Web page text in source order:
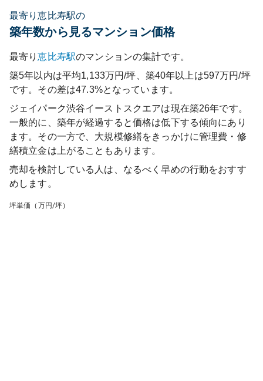
最寄り恵比寿駅の
築年数から見るマンション価格
最寄り恵比寿駅のマンションの集計です。
築5年以内は平均1,133万円/坪、築40年以上は597万円/坪
です。その差は47.3%となっています。
ジェイパーク渋谷イーストスクエアは現在築26年です。
一般的に、築年が経過すると価格は低下する傾向にあり
ます。その一方で、大規模修繕をきっかけに管理費・修
繕積立金は上がることもあります。
売却を検討している人は、なるべく早めの行動をおすす
めします。
坪単価（万円/坪）